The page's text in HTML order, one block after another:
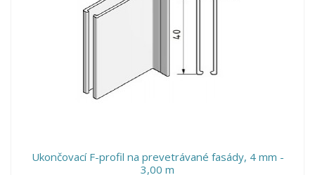
Ukončovací F-profil na prevetrávané fasády, 4 mm -
3,00 m